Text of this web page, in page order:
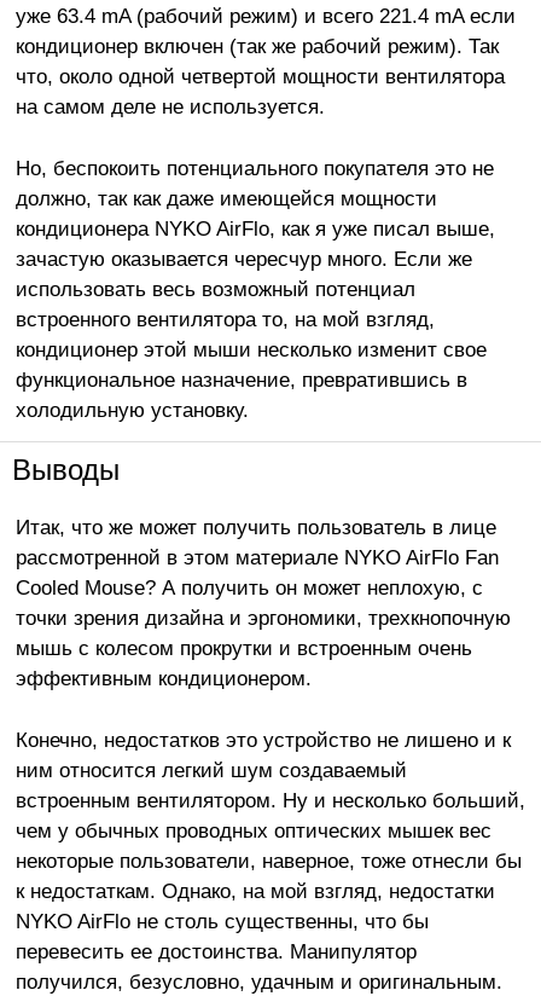
уже 63.4 mA (рабочий режим) и всего 221.4 mA если
кондиционер включен (так же рабочий режим). Так
что, около одной четвертой мощности вентилятора
на самом деле не используется.
Но, беспокоить потенциального покупателя это не
должно, так как даже имеющейся мощности
кондиционера NYKO AirFlo, как я уже писал выше,
зачастую оказывается чересчур много. Если же
использовать весь возможный потенциал
встроенного вентилятора то, на мой взгляд,
кондиционер этой мыши несколько изменит свое
функциональное назначение, превратившись в
холодильную установку.
Выводы
Итак, что же может получить пользователь в лице
рассмотренной в этом материале NYKO AirFlo Fan
Cooled Mouse? А получить он может неплохую, с
точки зрения дизайна и эргономики, трехкнопочную
мышь с колесом прокрутки и встроенным очень
эффективным кондиционером.
Конечно, недостатков это устройство не лишено и к
ним относится легкий шум создаваемый
встроенным вентилятором. Ну и несколько больший,
чем у обычных проводных оптических мышек вес
некоторые пользователи, наверное, тоже отнесли бы
к недостаткам. Однако, на мой взгляд, недостатки
NYKO AirFlo не столь существенны, что бы
перевесить ее достоинства. Манипулятор
получился, безусловно, удачным и оригинальным.